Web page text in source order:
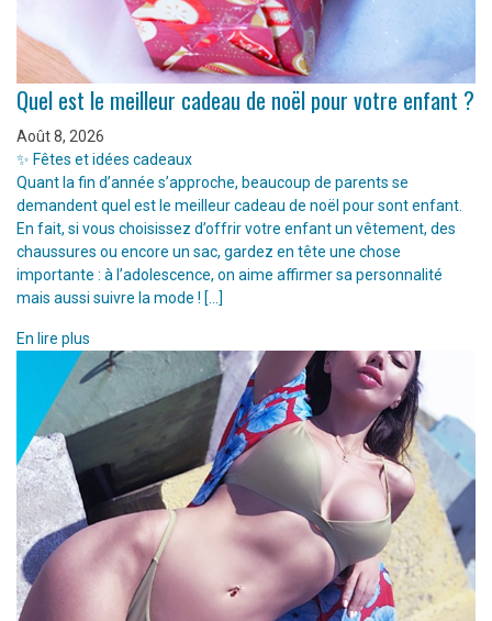
Quel est le meilleur cadeau de noël pour votre enfant ?
Août 8, 2026
✨ Fêtes et idées cadeaux
Quant la fin d’année s’approche, beaucoup de parents se
demandent quel est le meilleur cadeau de noël pour sont enfant.
En fait, si vous choisissez d’offrir votre enfant un vêtement, des
chaussures ou encore un sac, gardez en tête une chose
importante : à l’adolescence, on aime affirmer sa personnalité
mais aussi suivre la mode ! […]
En lire plus